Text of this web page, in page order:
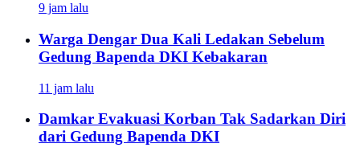
9 jam lalu
Warga Dengar Dua Kali Ledakan Sebelum
Gedung Bapenda DKI Kebakaran
11 jam lalu
Damkar Evakuasi Korban Tak Sadarkan Diri
dari Gedung Bapenda DKI